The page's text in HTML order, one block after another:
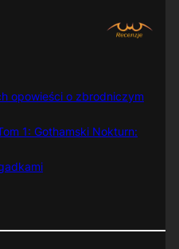
opowieści o zbrodniczym
1: Gothamski Nokturn: